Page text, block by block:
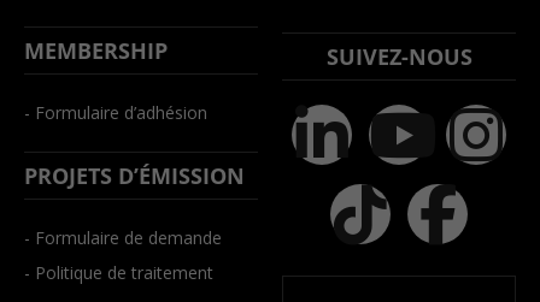
MEMBERSHIP
- Formulaire d’adhésion
PROJETS D’ÉMISSION
- Formulaire de demande
- Politique de traitement
SUIVEZ-NOUS